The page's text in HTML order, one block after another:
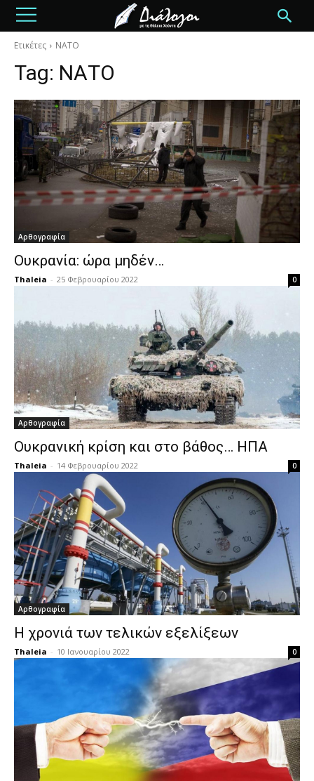
Ετικέτες ΝΑΤΟ
Tag: ΝΑΤΟ
Αρθογραφία
Ουκρανία: ώρα μηδέν…
Thaleia - 25 Φεβρουαρίου 2022 0
Αρθογραφία
Ουκρανική κρίση και στο βάθος… ΗΠΑ
Thaleia - 14 Φεβρουαρίου 2022 0
Αρθογραφία
Η χρονιά των τελικών εξελίξεων
Thaleia - 10 Ιανουαρίου 2022 0